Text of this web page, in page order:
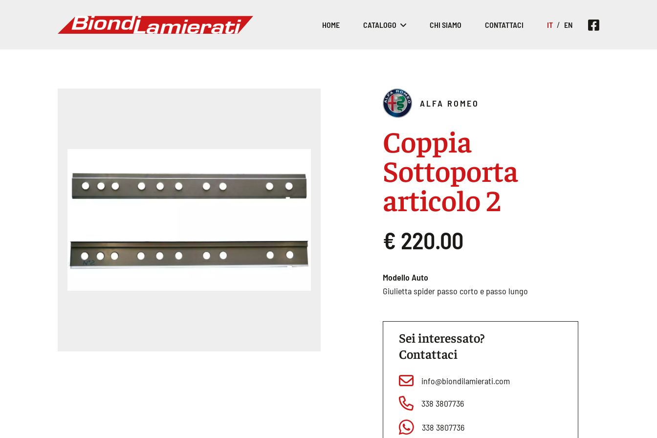
HOME CATALOGO CHI SIAMO CONTATTACI IT EN
ALFA ROMEO
Coppia
Sottoporta
articolo 2
€ 220.00
Modello Auto
Giulietta spider passo corto e passo lungo
Sei interessato?
Contattaci
info@biondilamierati.com
338 3807736
338 3807736